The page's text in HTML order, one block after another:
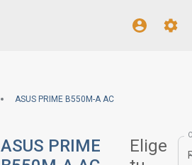
ASUS PRIME B550M-A AC
ASUS PRIME
Elige